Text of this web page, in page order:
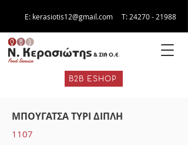
E: kerasiotis12@gmail.com Τ: 24270 - 21988
B2B ESHOP
ΜΠΟΥΓΑΤΣΑ ΤΥΡΙ ΔΙΠΛΗ
1107